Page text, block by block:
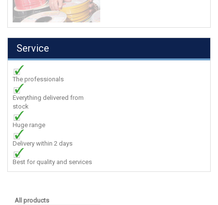
Service
The professionals
Everything delivered from
stock
Huge range
Delivery within 2 days
Best for quality and services
All products